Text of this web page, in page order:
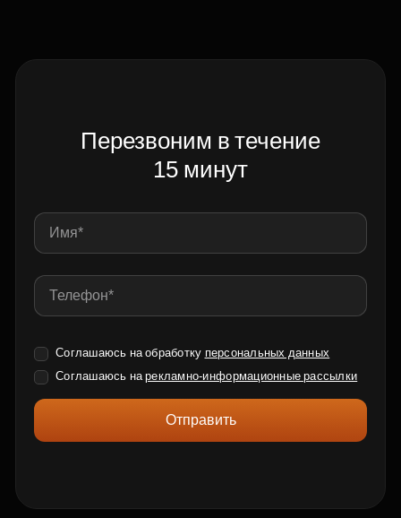
Перезвоним в течение
15 минут
Соглашаюсь на обработку персональных данных
Соглашаюсь нарекламно-информационные рассылки
Отправить